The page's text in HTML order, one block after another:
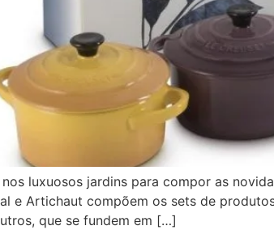
luxuosos jardins para compor as
e Artichaut compõem os sets de
que se fundem em […]